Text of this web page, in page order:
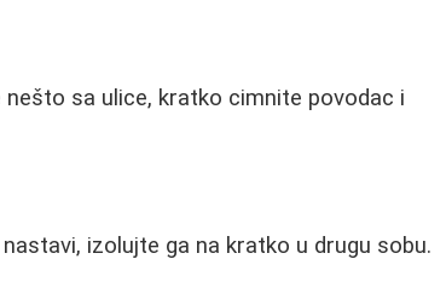
sa ulice, kratko cimnite povodac i
izolujte ga na kratko u drugu sobu.